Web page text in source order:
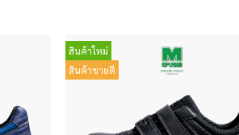
สินค้าใหม่
สินค้าขายดี